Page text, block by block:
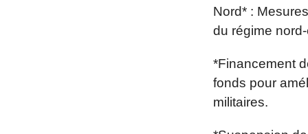
Nord* :
du régime
*Financement
fonds pour
militaires.